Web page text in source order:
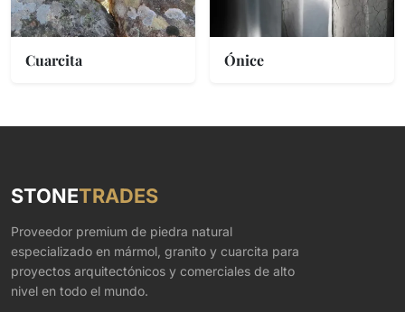
Cuarcita Ónice
STONETRADES
Proveedor premium de piedra natural
especializado en mármol, granito y cuarcita para
proyectos arquitectónicos y comerciales de alto
nivel en todo el mundo.